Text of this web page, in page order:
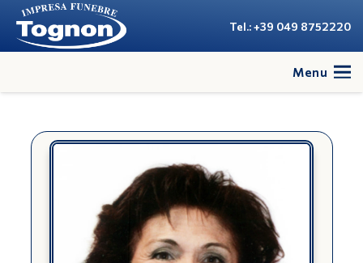
Tel.: +39 049 8752220
Menu